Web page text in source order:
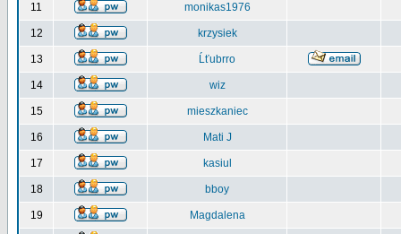
11 monikas1976
12 krzysiek
13 Ĺťubrro
14 wiz
15 mieszkaniec
16 Mati J
17 kasiul
18 bboy
19 Magdalena